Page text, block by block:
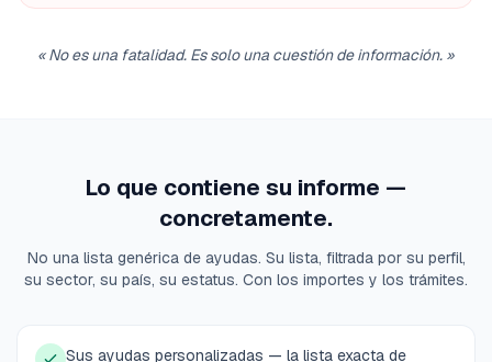
«No es una fatalidad. Es solo una cuestión de información. »
Lo que contiene su informe —
concretamente.
No una lista genérica de ayudas. Su lista, filtrada por su perfil,
su sector, su país, su estatus. Con los importes y los trámites.
Sus ayudas personalizadas — la lista exacta de